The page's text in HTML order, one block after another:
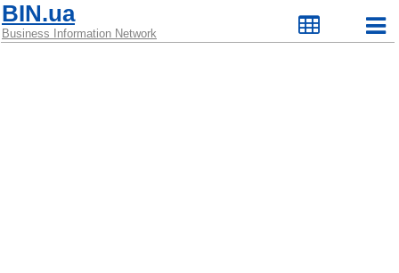
BIN.ua
Business Information Network